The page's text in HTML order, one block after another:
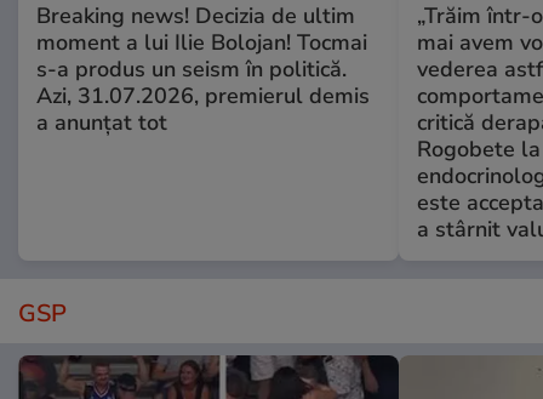
Breaking news! Decizia de ultim
moment a lui Ilie Bolojan! Tocmai
s-a produs un seism în politică.
Azi, 31.07.2026, premierul demis
a anunțat tot
„Trăim într-
mai avem
vederea
critică
Rogobete
este
a stârnit
GSP